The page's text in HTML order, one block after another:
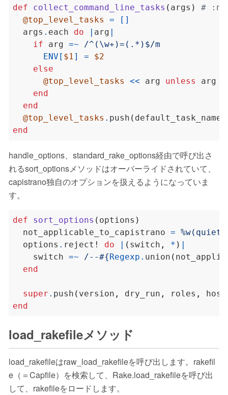
def collect_command_line_tasks ( args )
#
@top_level_tasks
=
[]
  args
. each do | arg |
if arg =~
/^(\w+)=(.*)$/m
ENV [ $1 ] =
$2
else
@top_level_tasks
<< arg unless arg
end
end
@top_level_tasks . push ( default_task_name
end
handle_options、standard_rake_options経由で呼び出さ
れるsort_optionsメソッドはオーバーライドされていて、
capistrano独自のオプションを扱えるようになっていま
す。
def sort_options ( options )
  not_applicable_to_capistrano
=
  options
. reject! do | ( switch , * ) |
    switch
=~ /--#{Regexp . union (
end
super . push ( version , dry_run , roles ,
end
load_rakefileメソッド
load_rakefileはraw_load_rakefileを呼び出します。rakefil
e（＝Capfile）を検索して、Rake.load_rakefileを呼び出
して、rakefileをロードします。